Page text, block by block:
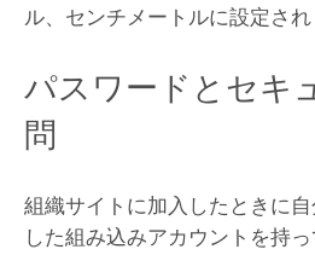
ル、センチメートルに設定され
パスワードとセキ
問
組織サイトに加入したときに
した組み込みアカウントを持